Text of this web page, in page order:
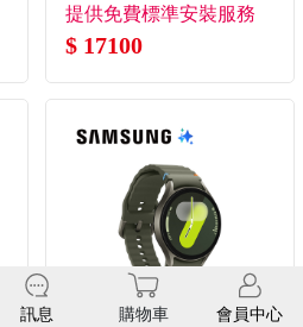
提供免費標準安裝服務
$ 17100
訊息 購物車 會員中心